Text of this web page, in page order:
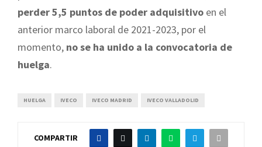
perder 5,5 puntos de poder adquisitivo en el
anterior marco laboral de 2021-2023, por el
momento, no se ha unido a la convocatoria de
huelga.
HUELGA IVECO IVECO MADRID IVECO VALLADOLID
COMPARTIR